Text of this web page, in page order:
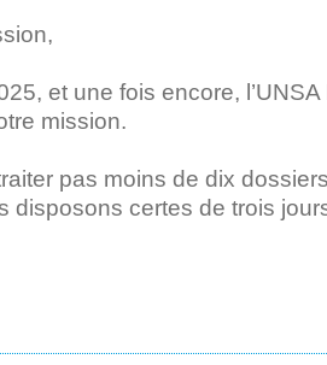
et une fois encore,
mission.
pas moins de dix
certes de trois